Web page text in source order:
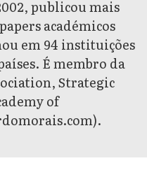
publicou mais
académicos
em 94 instituições
É membro da
Strategic
of